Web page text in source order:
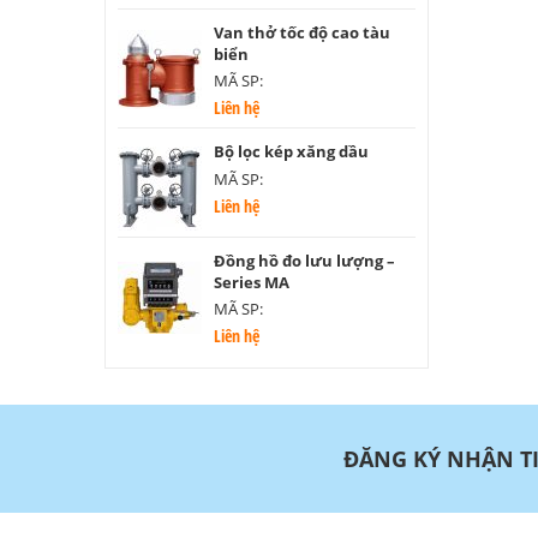
Van thở tốc độ cao tàu
biển
MÃ SP:
Liên hệ
Bộ lọc kép xăng dầu
MÃ SP:
Liên hệ
Đồng hồ đo lưu lượng –
Series MA
MÃ SP:
Liên hệ
ĐĂNG KÝ NHẬN